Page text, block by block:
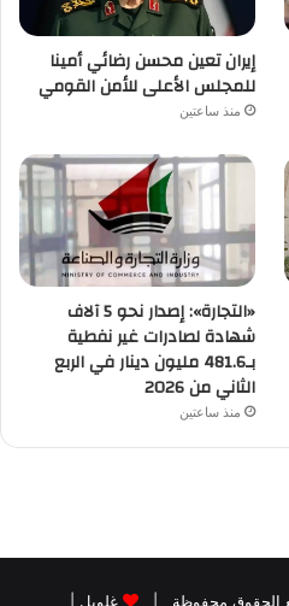
إيران تعين محسن رضائي أمينا
للمجلس الأعلى للأمن القومي
منذ ساعتين
«التجارة»: إصدار نحو 5 آلاف
شهادة لصادرات غير نفطية
بـ481.6 مليون دينار في الربع
الثاني من 2026
منذ ساعتين
غلوبل